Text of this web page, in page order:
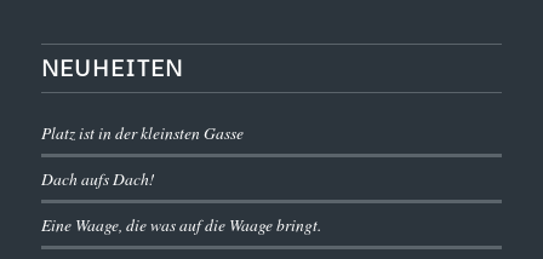
NEUHEITEN
Platz ist in der kleinsten Gasse
Dach aufs Dach!
Eine Waage, die was auf die Waage bringt.